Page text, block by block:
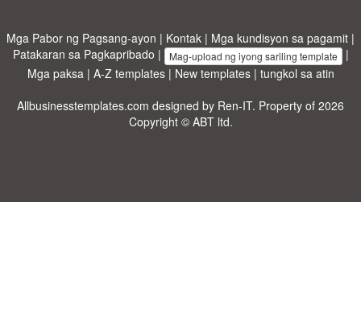
Mga Pabor ng Pagsang-ayon | Kontak | Mga kundisyon sa pagamit |
Patakaran sa Pagkapribado | Mag-upload ng iyong sariling template |
Mga paksa | A-Z templates| New templates| tungkol sa atin
Allbusinesstemplates.com designed by Ren-IT. Property of 2026
Copyright © ABT ltd.